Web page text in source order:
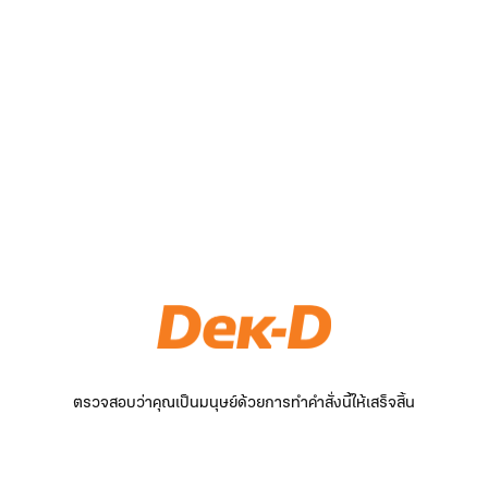
ตรวจสอบว่าคุณเป็นมนุษย์ด้วยการทำคำสั่งนี้ให้เสร็จสิ้น